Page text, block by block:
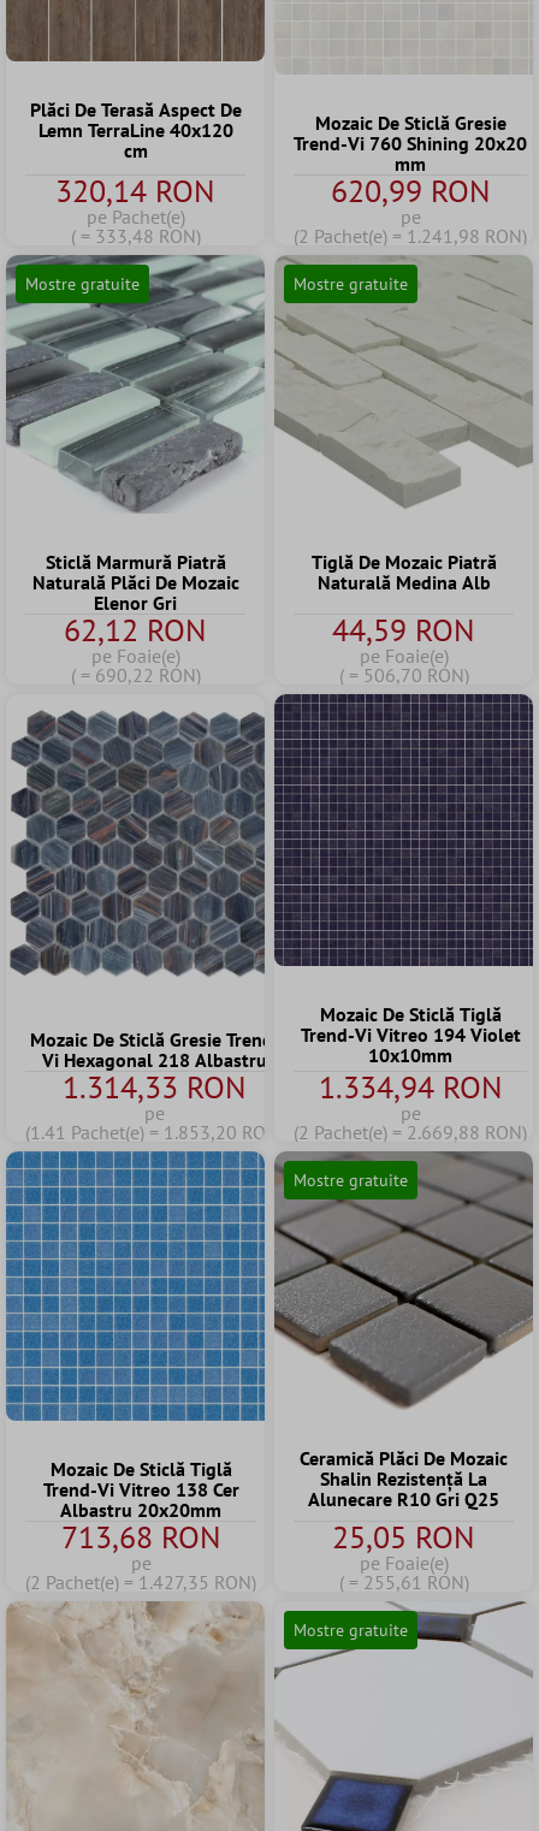
Plăci De Terasă Aspect De
Lemn TerraLine 40x120
cm
320,14 RON
pe Pachet(e)
( = 333,48 RON)
Mozaic De Sticlă Gresie
Trend-Vi 760 Shining 20x20
mm
620,99 RON
pe
(2 Pachet(e) = 1.241,98 RON)
Mostre gratuite
Sticlă Marmură Piatră
Naturală Plăci De Mozaic
Elenor Gri
62,12 RON
pe Foaie(e)
( = 690,22 RON)
Mostre gratuite
Tiglă De Mozaic Piatră
Naturală Medina Alb
44,59 RON
pe Foaie(e)
( = 506,70 RON)
Mozaic De Sticlă Gresie Trend-
Vi Hexagonal 218 Albastru
1.314,33 RON
pe
(1.41 Pachet(e) = 1.853,20 RON)
Mozaic De Sticlă Tiglă
Trend-Vi Vitreo 194 Violet
10x10mm
1.334,94 RON
pe
(2 Pachet(e) = 2.669,88 RON)
Mozaic De Sticlă Tiglă
Trend-Vi Vitreo 138 Cer
Albastru 20x20mm
713,68 RON
pe
(2 Pachet(e) = 1.427,35 RON)
Mostre gratuite
Ceramică Plăci De Mozaic
Shalin Rezistență La
Alunecare R10 Gri Q25
25,05 RON
pe Foaie(e)
( = 255,61 RON)
Mostre gratuite